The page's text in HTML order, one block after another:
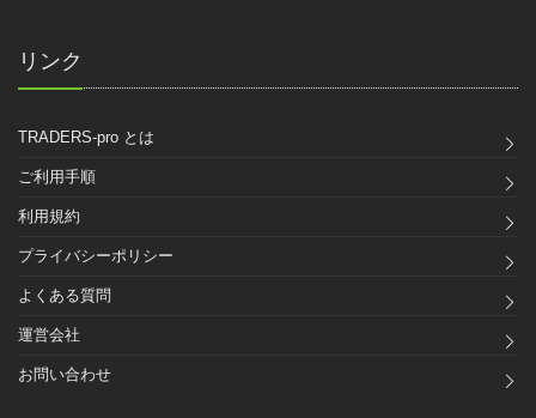
リンク
TRADERS-pro とは
ご利用手順
利用規約
プライバシーポリシー
よくある質問
運営会社
お問い合わせ